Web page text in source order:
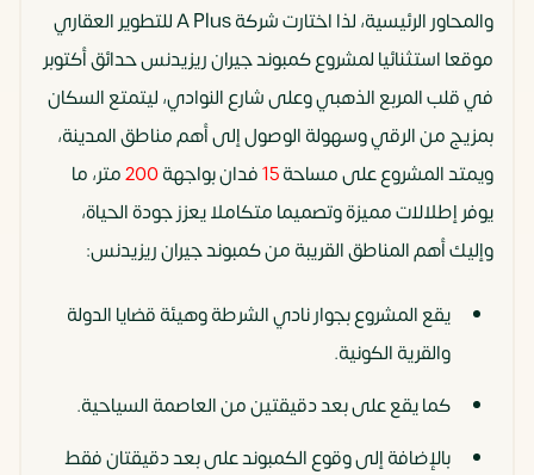
والمحاور الرئيسية، لذا اختارت شركة A Plus للتطوير العقاري
موقعا استثنائيا لمشروع كمبوند جيران ريزيدنس حدائق أكتوبر
في قلب المربع الذهبي وعلى شارع النوادي، ليتمتع السكان
بمزيج من الرقي وسهولة الوصول إلى أهم مناطق المدينة،
ويمتد المشروع على مساحة15فدان بواجهة200متر، ما
يوفر إطلالات مميزة وتصميما متكاملا يعزز جودة الحياة،
وإليك أهم المناطق القريبة من كمبوند جيران ريزيدنس:
يقع المشروع بجوار نادي الشرطة وهيئة قضايا الدولة
والقرية الكونية.
كما يقع على بعد دقيقتين من العاصمة السياحية.
بالإضافة إلى وقوع الكمبوند على بعد دقيقتان فقط